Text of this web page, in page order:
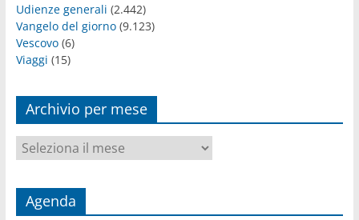
Udienze generali (2.442)
Vangelo del giorno(9.123)
Vescovo(6)
Viaggi (15)
Archivio per mese
Archivio
per
Agenda